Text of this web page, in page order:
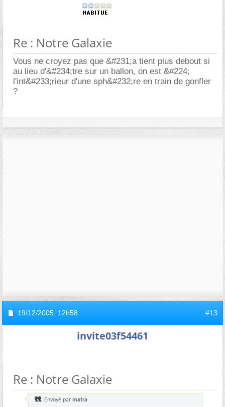
Re : Notre Galaxie
Vous ne croyez pas que &#231;a tient plus debout si
au lieu d'&#234;tre sur un ballon, on est &#224;
l'int&#233;rieur d'une sph&#232;re en train de gonfler
?
19/12/2005, 12h58 #13
invite03f54461
Re : Notre Galaxie
Envoyé par matra